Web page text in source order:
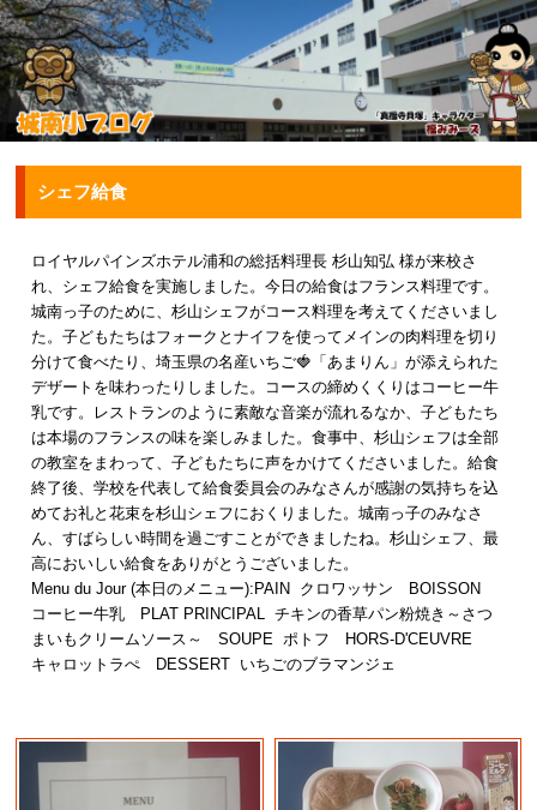
シェフ給食
ロイヤルパインズホテル浦和の総括料理長 杉山知弘 様が来校さ
れ、シェフ給食を実施しました。今日の給食はフランス料理です。
城南っ子のために、杉山シェフがコース料理を考えてくださいまし
た。子どもたちはフォークとナイフを使ってメインの肉料理を切り
分けて食べたり、埼玉県の名産いちご🍓「あまりん」が添えられた
デザートを味わったりしました。コースの締めくくりはコーヒー牛
乳です。レストランのように素敵な音楽が流れるなか、子どもたち
は本場のフランスの味を楽しみました。食事中、杉山シェフは全部
の教室をまわって、子どもたちに声をかけてくださいました。給食
終了後、学校を代表して給食委員会のみなさんが感謝の気持ちを込
めてお礼と花束を杉山シェフにおくりました。城南っ子のみなさ
ん、すばらしい時間を過ごすことができましたね。杉山シェフ、最
高においしい給食をありがとうございました。
Menu du Jour (本日のメニュー):PAIN クロワッサン BOISSON
コーヒー牛乳 PLAT PRINCIPAL チキンの香草パン粉焼き～さつ
まいもクリームソース～ SOUPE ポトフ HORS-D'CEUVRE
キャロットラぺ DESSERT いちごのブラマンジェ